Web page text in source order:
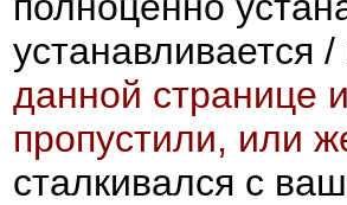
устанавливается
данной странице
пропустили, или
сталкивался с